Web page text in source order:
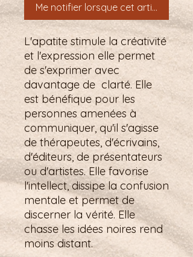
Me notifier lorsque cet article est
L'apatite stimule la créativité
et l'expression elle permet
de s'exprimer avec
davantage de clarté. Elle
est bénéfique pour les
personnes amenées à
communiquer, qu'il s'agisse
de thérapeutes, d'écrivains,
d'éditeurs, de présentateurs
ou d'artistes. Elle favorise
l'intellect, dissipe la confusion
mentale et permet de
discerner la vérité. Elle
chasse les idées noires rend
moins distant.